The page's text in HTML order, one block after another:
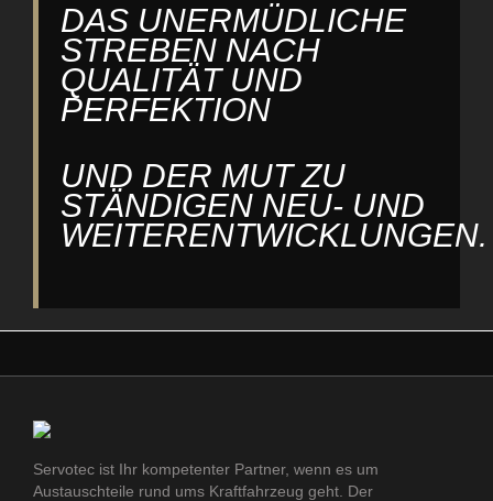
DAS UNERMÜDLICHE
STREBEN NACH
QUALITÄT UND
PERFEKTION
UND DER MUT ZU
STÄNDIGEN NEU- UND
WEITERENTWICKLUNGEN.
Servotec ist Ihr kompetenter Partner, wenn es um
Austauschteile rund ums Kraftfahrzeug geht. Der